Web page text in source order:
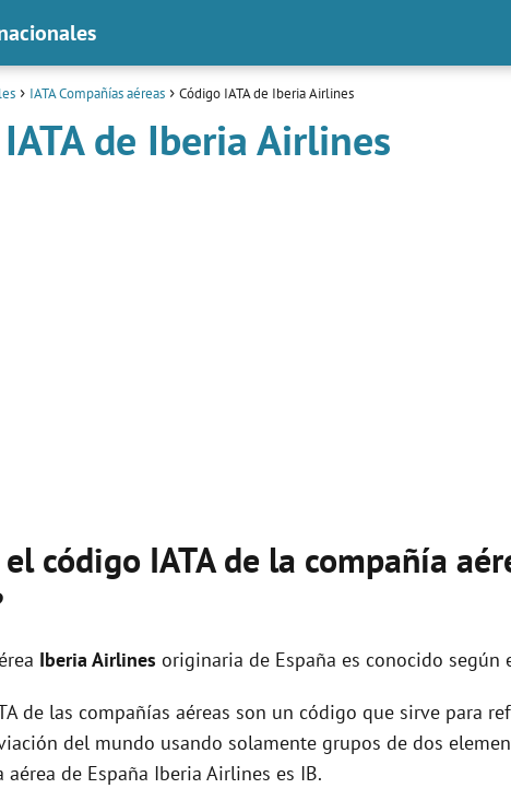
IATA Compañías aéreas Código IATA de Iberia Airlines
de Iberia Airlines
código IATA de la compañía
Iberia Airlines originaria de España es conocido según
de las compañías aéreas son un código que sirve para
del mundo usando solamente grupos de dos
de España Iberia Airlines es IB.